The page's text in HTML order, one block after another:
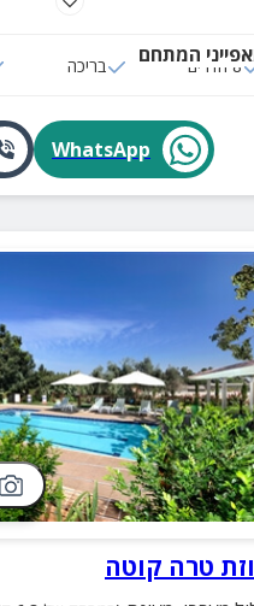
המתחם
8 חדרים בריכה
WhatsApp
טרה קוטה